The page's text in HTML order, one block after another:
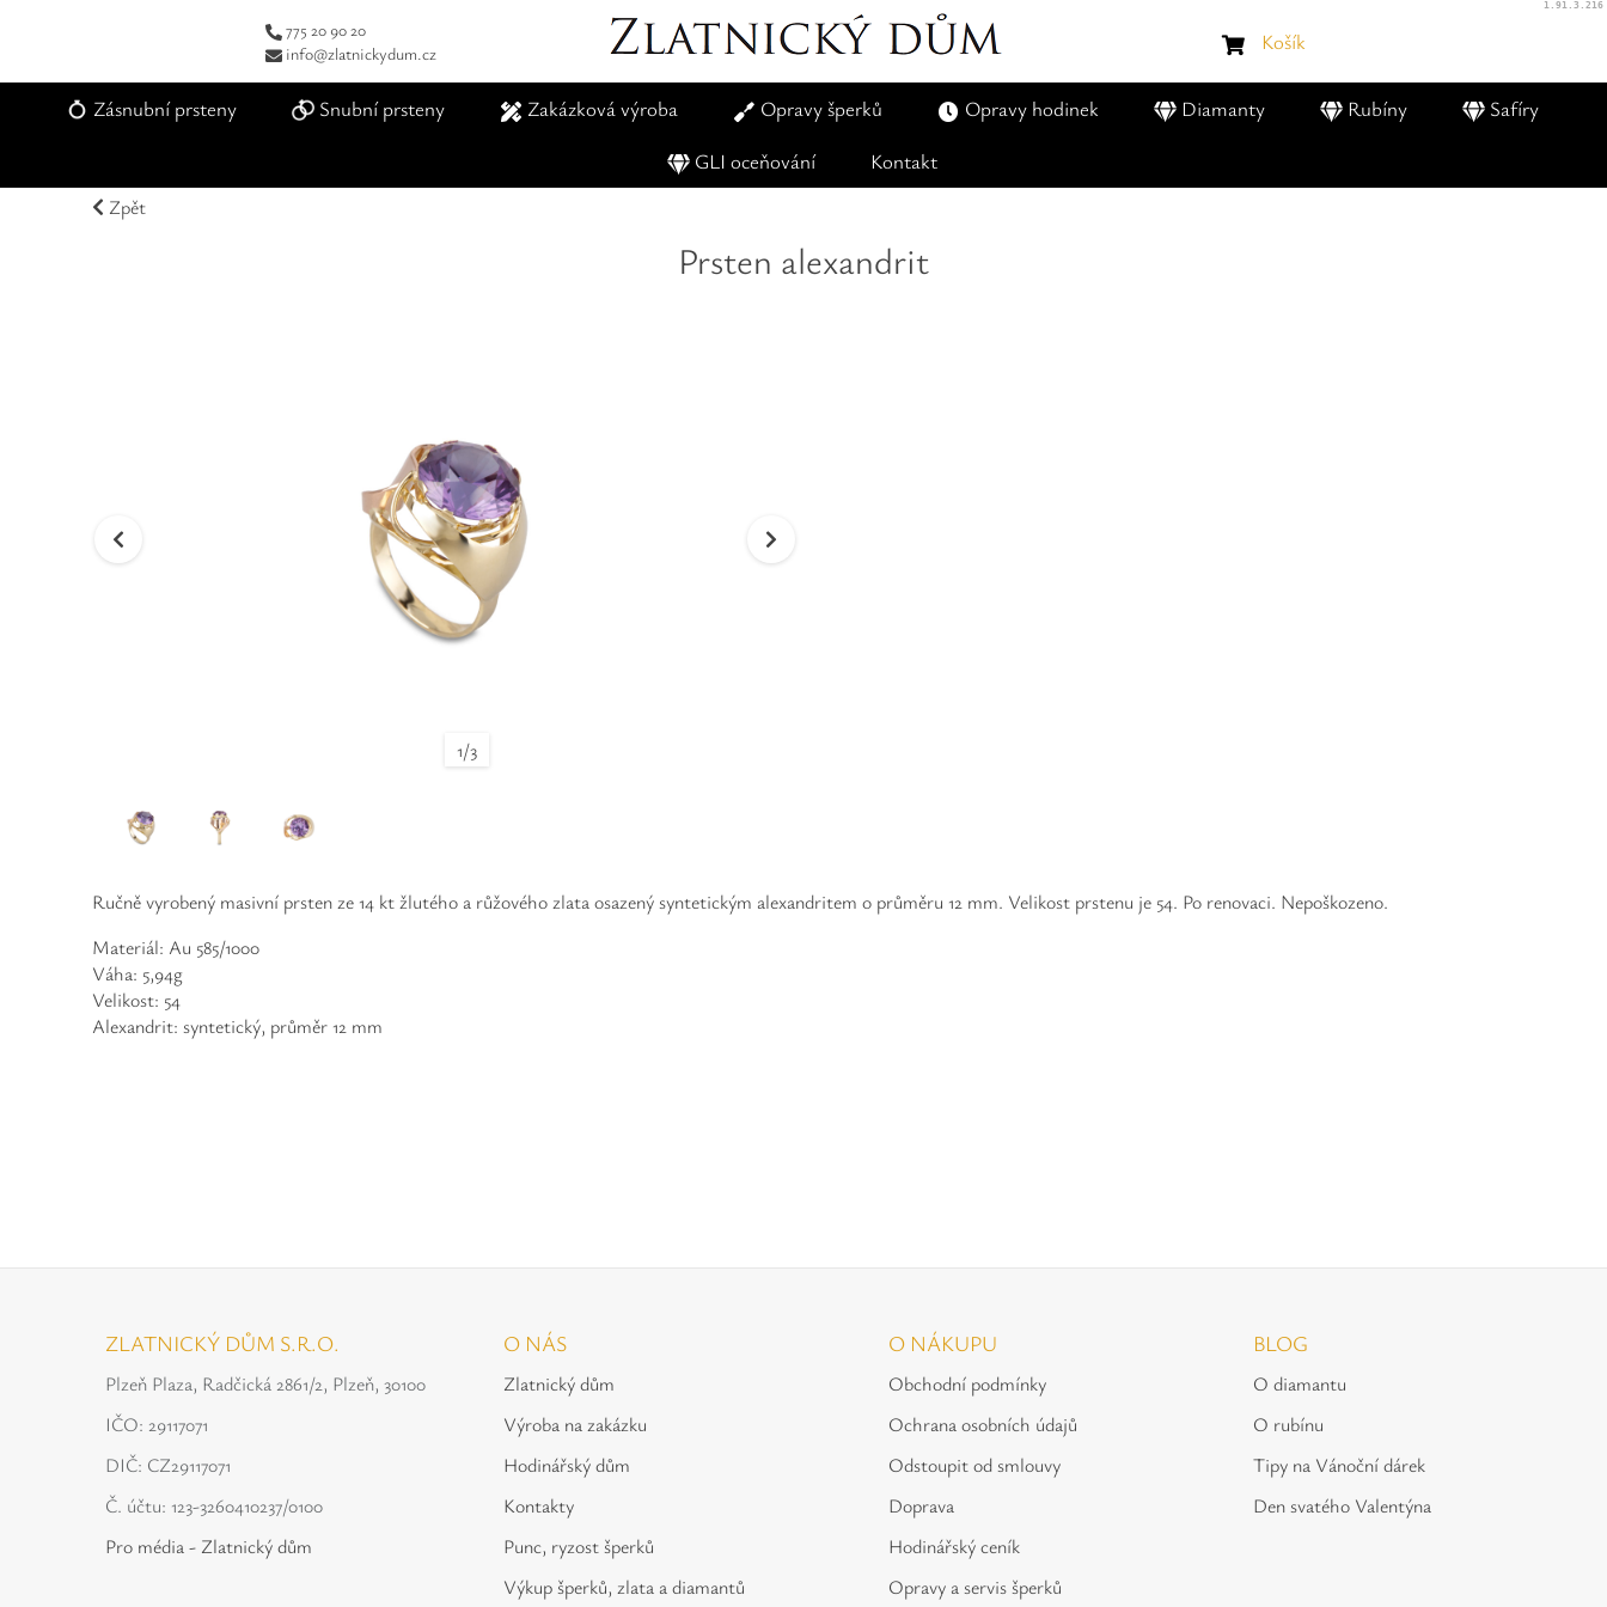
775 20 90 20
info@zlatnickydum.cz
Zásnubní prsteny Snubní prsteny Zakázková výroba Opravy šperků Opravy hodinek Diamanty Rubíny
Safíry
GLI oceňování
Kontakt
Košík
1.91.3.216
Zpět
Prsten alexandrit
1/3
Ručně vyrobený masivní prsten ze 14 kt žlutého a růžového zlata osazený syntetickým alexandritem o průměru 12 mm. Velikost prstenu je 54. Po renovaci. Nepoškozeno.
Materiál: Au 585/1000
Váha: 5,94g
Velikost: 54
Alexandrit: syntetický, průměr 12 mm
ZLATNICKÝ DŮM S.R.O.
Plzeň Plaza, Radčická 2861/2, Plzeň, 30100
IČO: 29117071
DIČ: CZ29117071
Č. účtu: 123-3260410237/0100
Pro média - Zlatnický dům
O NÁS
Zlatnický dům
Výroba na zakázku
Hodinářský dům
Kontakty
Punc, ryzost šperků
Výkup šperků, zlata a diamantů
O NÁKUPU
Obchodní podmínky
Ochrana osobních údajů
Odstoupit od smlouvy
Doprava
Hodinářský ceník
Opravy a servis šperků
BLOG
O diamantu
O rubínu
Tipy na Vánoční dárek
Den svatého Valentýna